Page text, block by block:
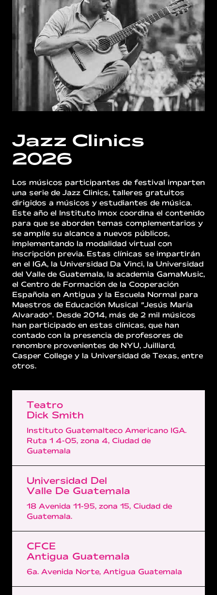
Jazz Clinics
2026
Los músicos participantes de festival imparten
una serie de Jazz Clinics, talleres gratuitos
dirigidos a músicos y estudiantes de música.
Este año el Instituto Imox coordina el contenido
para que se aborden temas complementarios y
se amplíe su alcance a nuevos públicos,
implementando la modalidad virtual con
inscripción previa. Estas clínicas se impartirán
en el IGA, la Universidad Da Vinci, la Universidad
del Valle de Guatemala, la academia GamaMusic,
el Centro de Formación de la Cooperación
Española en Antigua y la Escuela Normal para
Maestros de Educación Musical “Jesús María
Alvarado”. Desde 2014, más de 2 mil músicos
han participado en estas clínicas, que han
contado con la presencia de profesores de
renombre provenientes de NYU, Juilliard,
Casper College y la Universidad de Texas, entre
otros.
Teatro
Dick Smith
Instituto Guatemalteco Americano IGA.
Ruta 1 4-05, zona 4, Ciudad de
Guatemala
Universidad Del
Valle De Guatemala
18 Avenida 11-95, zona 15, Ciudad de
Guatemala.
CFCE
Antigua Guatemala
6a. Avenida Norte, Antigua Guatemala